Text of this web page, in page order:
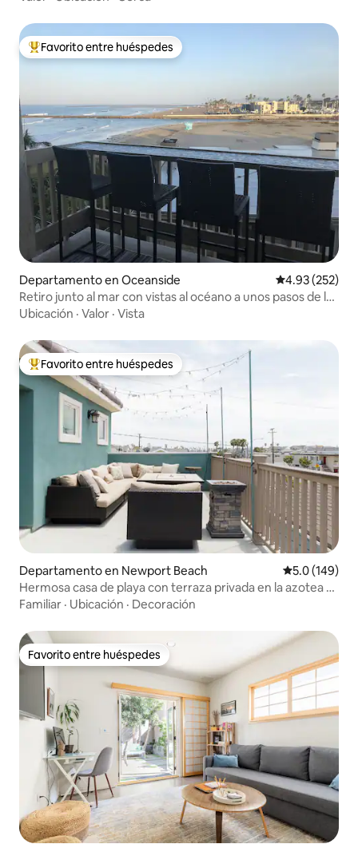
De los mejores en Favorito entre huéspedes
Favorito entre huéspedes
Departamento en Oceanside Calificación
4.93 (252)
Retiro junto al mar con vistas al océano a unos pasos de la
playa
Ubicación · Valor · Vista
De los mejores en Favorito entre huéspedes
Favorito entre huéspedes
Departamento en Newport Beach Calificación
5.0 (149)
Hermosa casa de playa con terraza privada en la azotea y
estacionamiento en garaje
Familiar · Ubicación · Decoración
Favorito entre huéspedes
Favorito entre huéspedes